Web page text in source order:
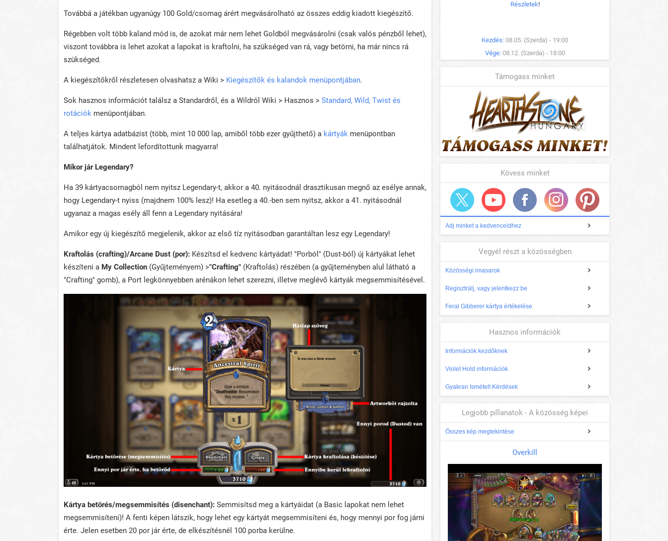
Továbbá a játékban ugyanúgy 100 Gold/csomag árért megvásárolható az összes eddig kiadott kiegészítő.
Régebben volt több kaland mód is, de azokat már nem lehet Goldból megvásárolni (csak valós pénzből lehet),
viszont továbbra is lehet azokat a lapokat is kraftolni, ha szükséged van rá, vagy betörni, ha már nincs rá
szükséged.
A kiegészítőkről részletesen olvashatsz a Wiki > Kiegészítők és kalandok menüpontjában.
Sok hasznos információt találsz a Standardről, és a Wildról Wiki > Hasznos > Standard, Wild, Twist és
rotációk menüpontjában.
A teljes kártya adatbázist (több, mint 10 000 lap, amiből több ezer gyűjthető) a kártyák menüpontban
találhatjátok. Mindent lefordítottunk magyarra!
Mikor jár Legendary?
Ha 39 kártyacsomagból nem nyitsz Legendary-t, akkor a 40. nyitásodnál drasztikusan megnő az esélye annak,
hogy Legendary-t nyiss (majdnem 100% lesz)! Ha esetleg a 40.-ben sem nyitsz, akkor a 41. nyitásodnál
ugyanaz a magas esély áll fenn a Legendary nyitására!
Amikor egy új kiegészítő megjelenik, akkor az első tíz nyitásodban garantáltan lesz egy Legendary!
Kraftolás (crafting)/Arcane Dust (por): Készítsd el kedvenc kártyádat! "Porból" (Dust-ból) új kártyákat lehet
készíteni a My Collection (Gyűjteményem) >"Crafting" (Kraftolás) részében (a gyűjteményben alul látható a
"Crafting" gomb), a Port legkönnyebben arénákon lehet szerezni, illetve meglévő kártyák megsemmisítésével.
Kártya betörés/megsemmisítés (disenchant): Semmisítsd meg a kártyáidat (a Basic lapokat nem lehet
megsemmisíteni)! A fenti képen látszik, hogy lehet egy kártyát megsemmisíteni és, hogy mennyi por fog járni
érte. Jelen esetben 20 por jár érte, de elkészítésnél 100 porba kerülne.
Részletek!
Kezdés: 08.05. (Szerda) - 19:00
Vége: 08.12. (Szerda) - 18:00
Támogass minket
Kövess minket
Adj minket a kedvenceidhez
Vegyél részt a közösségben
Közösségi imasarok
Regisztrálj, vagy jelentkezz be
Feral Gibberer kártya értékelése
Hasznos információk
Információk kezdőknek
Violet Hold információk
Gyakran Ismételt Kérdések
Legjobb pillanatok - A közösség képei
Összes kép megtekintése
Overkill